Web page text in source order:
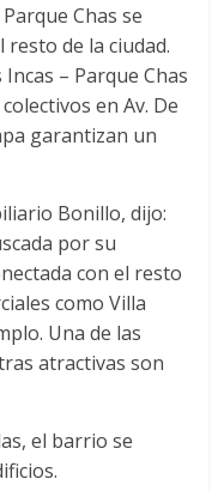
Chas se
de la ciudad.
– Parque Chas
en Av. De
garantizan un
Bonillo, dijo:
por su
con el resto
como Villa
Una de las
atractivas son
el barrio se